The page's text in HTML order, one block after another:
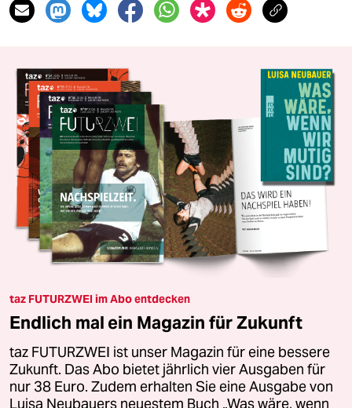
taz FUTURZWEI im Abo entdecken
Endlich mal ein Magazin für Zukunft
taz FUTURZWEI ist unser Magazin für eine bessere
Zukunft. Das Abo bietet jährlich vier Ausgaben für
nur 38 Euro. Zudem erhalten Sie eine Ausgabe von
Luisa Neubauers neuestem Buch „Was wäre, wenn